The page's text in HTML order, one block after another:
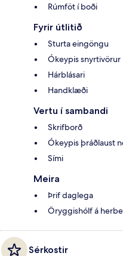
Rúmföt í boði
Fyrir útlitið
Sturta eingöngu
Ókeypis snyrtivörur
Hárblásari
Handklæði
Vertu í sambandi
Skrifborð
Ókeypis þráðlaust
Sími
Meira
Þrif daglega
Öryggishólf á
Sérkostir